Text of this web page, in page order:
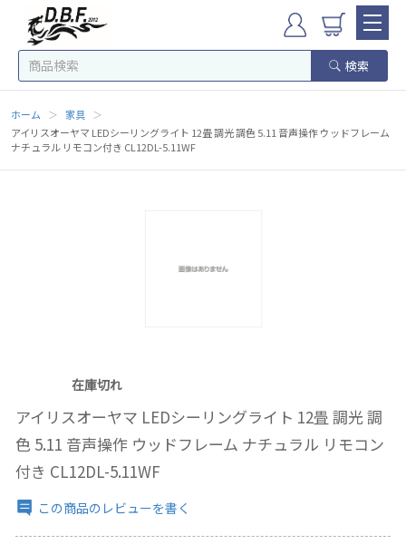
検索
ホーム ＞ 家具 ＞
アイリスオーヤマ LEDシーリングライト 12畳 調光 調色 5.11 音声操作 ウッドフレーム
ナチュラル リモコン付き CL12DL-5.11WF
在庫切れ
アイリスオーヤマ LEDシーリングライト 12畳 調光 調
色 5.11 音声操作 ウッドフレーム ナチュラル リモコン
付き CL12DL-5.11WF
この商品のレビューを書く